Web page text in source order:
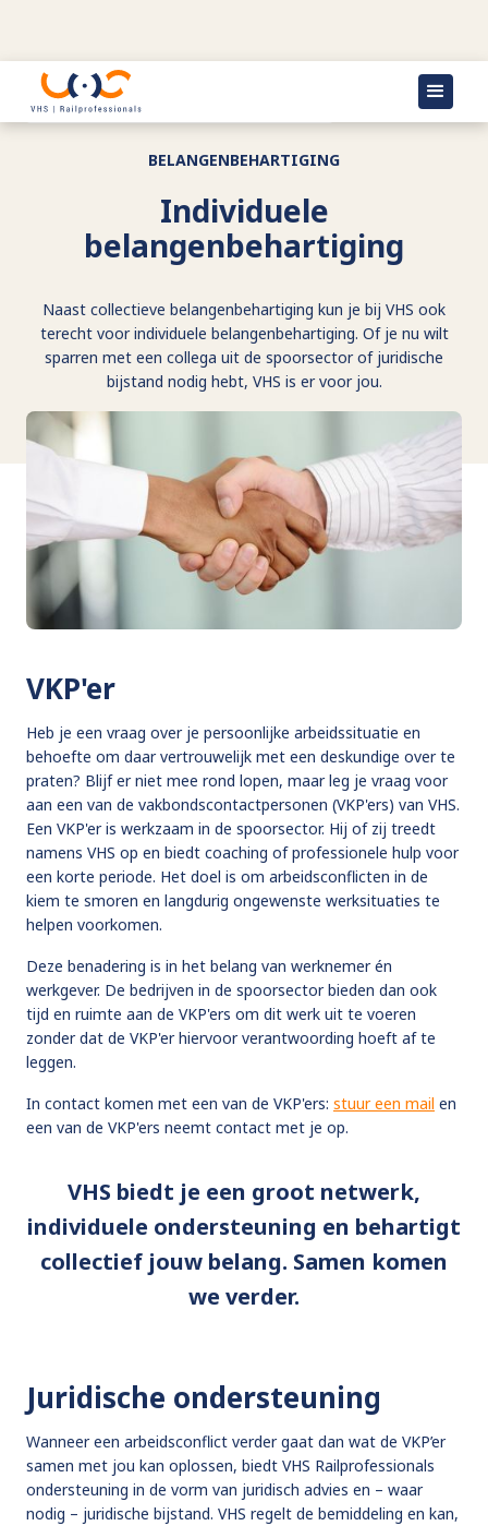
Terug naar
BELANGENBEHARTIGING
Individuele
belangenbehartiging
Naast collectieve belangenbehartiging kun je bij VHS ook
terecht voor individuele belangenbehartiging. Of je nu wilt
sparren met een collega uit de spoorsector of juridische
bijstand nodig hebt, VHS is er voor jou.
VKP'er
Heb je een vraag over je persoonlijke arbeidssituatie en
behoefte om daar vertrouwelijk met een deskundige over te
praten? Blijf er niet mee rond lopen, maar leg je vraag voor
aan een van de vakbondscontactpersonen (VKP'ers) van VHS.
Een VKP'er is werkzaam in de spoorsector. Hij of zij treedt
namens VHS op en biedt coaching of professionele hulp voor
een korte periode. Het doel is om arbeidsconflicten in de
kiem te smoren en langdurig ongewenste werksituaties te
helpen voorkomen.
Deze benadering is in het belang van werknemer én
werkgever. De bedrijven in de spoorsector bieden dan ook
tijd en ruimte aan de VKP'ers om dit werk uit te voeren
zonder dat de VKP'er hiervoor verantwoording hoeft af te
leggen.
In contact komen met een van de VKP'ers: stuur een mail en
een van de VKP'ers neemt contact met je op.
VHS biedt je een groot netwerk,
individuele ondersteuning en behartigt
collectief jouw belang. Samen komen
we verder.
Juridische ondersteuning
Wanneer een arbeidsconflict verder gaat dan wat de VKP’er
samen met jou kan oplossen, biedt VHS Railprofessionals
ondersteuning in de vorm van juridisch advies en – waar
nodig – juridische bijstand. VHS regelt de bemiddeling en kan,